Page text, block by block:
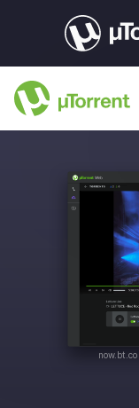
now.bt.co